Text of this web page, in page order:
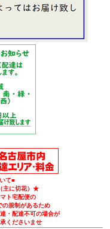
て■
主に切花）★
ト宅配便の
規制があるため
・配達不可の場合が
くださいませ